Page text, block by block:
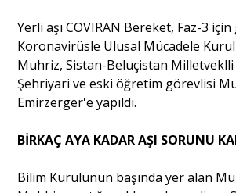
Ankara Analiz
Sağlık
Yerli aşı COVIRAN Bereket, Faz-3
Koronavirüsle Ulusal Mücadele
Muhriz, Sistan-Beluçistan Milletveklli
Şehriyari ve eski öğretim görevlisi
Emirzerger'e yapıldı.
BİRKAÇ AYA KADAR AŞI SORUNU
Bilim Kurulunun başında yer alan